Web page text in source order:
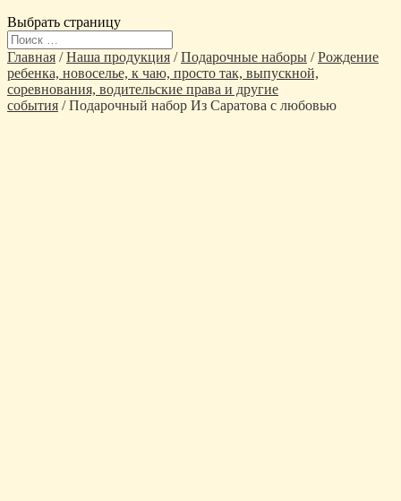
Выбрать страницу
Главная /Наша продукция /Подарочные наборы /Рождение
ребенка, новоселье, к чаю, просто так, выпускной,
соревнования, водительские права и другие
события / Подарочный набор Из Саратова с любовью